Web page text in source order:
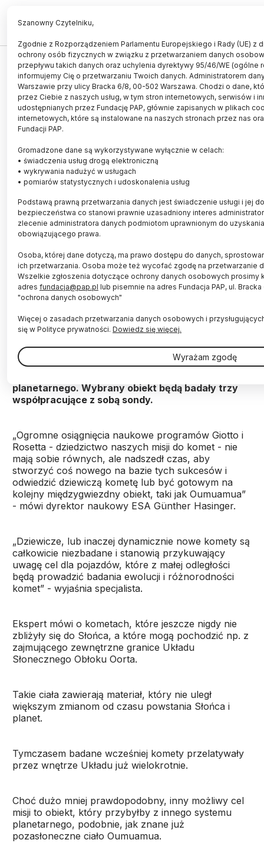
ŚWIAT
Comet Interceptor - nowa misja
ESA
23.06.2019
aktualizacja: 27.06.2019
2 minuty czytania
Po wcześniejszych sukcesach misji badania komet
kolejną. Celem Comet Interceptor będzie dotarcie
do dziewiczej, pochodzącej z obłoku Oorta komety
planetarnego. Wybrany obiekt będą badały trzy
współpracujące z sobą sondy.
„Ogromne osiągnięcia naukowe programów Giotto i
Rosetta - dziedzictwo naszych misji do komet - nie
mają sobie równych, ale nadszedł czas, aby
stworzyć coś nowego na bazie tych sukcesów i
odwiedzić dziewiczą kometę lub być gotowym na
kolejny międzygwiezdny obiekt, taki jak Oumuamua”
- mówi dyrektor naukowy ESA Günther Hasinger.
„Dziewicze, lub inaczej dynamicznie nowe komety są
całkowicie niezbadane i stanowią przykuwający
uwagę cel dla pojazdów, które z małej odległości
będą prowadzić badania ewolucji i różnorodności
komet” - wyjaśnia specjalista.
Ekspert mówi o kometach, które jeszcze nigdy nie
zbliżyły się do Słońca, a które mogą pochodzić np. z
zajmującego zewnętrzne granice Układu
Słonecznego Obłoku Oorta.
Takie ciała zawierają materiał, który nie uległ
większym zmianom od czasu powstania Słońca i
planet.
Tymczasem badane wcześniej komety przelatywały
przez wnętrze Układu już wielokrotnie.
Choć dużo mniej prawdopodobny, inny możliwy cel
misji to obiekt, który przybyłby z innego systemu
planetarnego, podobnie, jak znane już
pozasłoneczne ciało Oumuamua.
Szanowny Czytelniku,
Zgodnie z Rozporządzeniem Parlamentu Europejskiego i Rady (UE) z
ochrony osób fizycznych w związku z przetwarzaniem danych
przepływu takich danych oraz uchylenia dyrektywy 95/46/WE
informujemy Cię o przetwarzaniu Twoich danych. Administratorem
Warszawie przy ulicy Bracka 6/8, 00-502 Warszawa. Chodzi o dane,
przez Ciebie z naszych usług, w tym stron internetowych, serwisów i
udostępnianych przez Fundację PAP, głównie zapisanych w plikach
internetowych, które są instalowane na naszych stronach przez nas
Fundacji PAP.
Gromadzone dane są wykorzystywane wyłącznie w celach:
• świadczenia usług drogą elektroniczną
• wykrywania nadużyć w usługach
• pomiarów statystycznych i udoskonalenia usług
Podstawą prawną przetwarzania danych jest świadczenie usługi i jej
bezpieczeństwa co stanowi prawnie uzasadniony interes
zlecenie administratora danych podmiotom uprawnionym do
obowiązującego prawa.
Osoba, której dane dotyczą, ma prawo dostępu do danych,
ich przetwarzania. Osoba może też wycofać zgodę na przetwarzanie
Wszelkie zgłoszenia dotyczące ochrony danych osobowych prosimy
adres fundacja@pap.pl lub pisemnie na adres Fundacja PAP, ul.
"ochrona danych osobowych"
Więcej o zasadach przetwarzania danych osobowych i
się w Polityce prywatności. Dowiedz się więcej.
Wyrażam zgodę